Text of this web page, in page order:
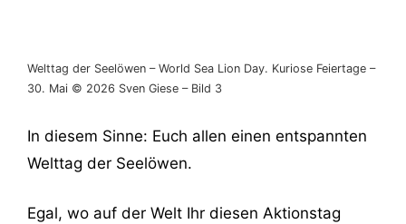
Welttag der Seelöwen – World Sea Lion Day. Kuriose Feiertage –
30. Mai © 2026 Sven Giese – Bild 3
In diesem Sinne: Euch allen einen entspannten
Welttag der Seelöwen.
Egal, wo auf der Welt Ihr diesen Aktionstag